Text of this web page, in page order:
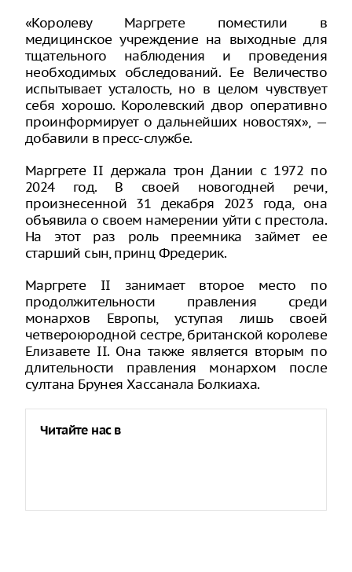
«Королеву Маргрете поместили в
медицинское учреждение на выходные для
тщательного наблюдения и проведения
необходимых обследований. Ее Величество
испытывает усталость, но в целом чувствует
себя хорошо. Королевский двор оперативно
проинформирует о дальнейших новостях», —
добавили в пресс-службе.
Маргрете II держала трон Дании с 1972 по
2024 год. В своей новогодней речи,
произнесенной 31 декабря 2023 года, она
объявила о своем намерении уйти с престола.
На этот раз роль преемника займет ее
старший сын, принц Фредерик.
Маргрете II занимает второе место по
продолжительности правления среди
монархов Европы, уступая лишь своей
четвероюродной сестре, британской королеве
Елизавете II. Она также является вторым по
длительности правления монархом после
султана Брунея Хассанала Болкиаха.
Читайте нас в